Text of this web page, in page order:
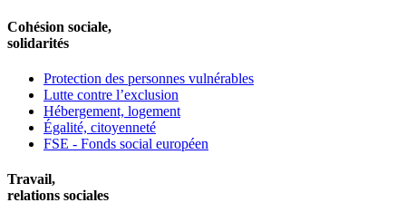
Cohésion sociale,
solidarités
Protection des personnes vulnérables
Lutte contre l’exclusion
Hébergement, logement
Égalité, citoyenneté
FSE - Fonds social européen
Travail,
relations sociales